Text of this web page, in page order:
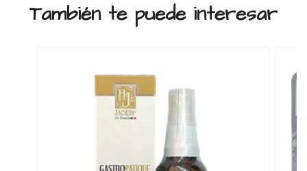
También te puede interesar